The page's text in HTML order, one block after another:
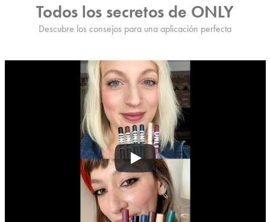
Todos los secretos de ONLY
Descubre los consejos para una aplicación perfecta